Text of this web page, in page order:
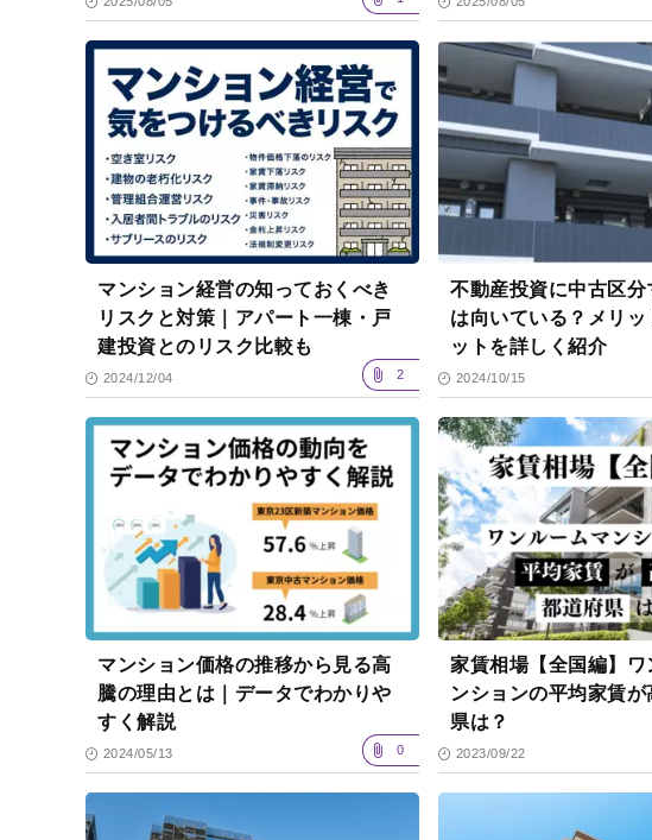
マンション経営の知っておくべき
リスクと対策｜アパート一棟・戸
建投資とのリスク比較も
2024/12/04 2
不動産投資に中古区分
は向いている？メリッ
ットを詳しく紹介
2024/10/15
マンション価格の推移から見る高
騰の理由とは｜データでわかりや
すく解説
2024/05/13 0
家賃相場【全国編】ワ
ンションの平均家賃が
県は？
2023/09/22